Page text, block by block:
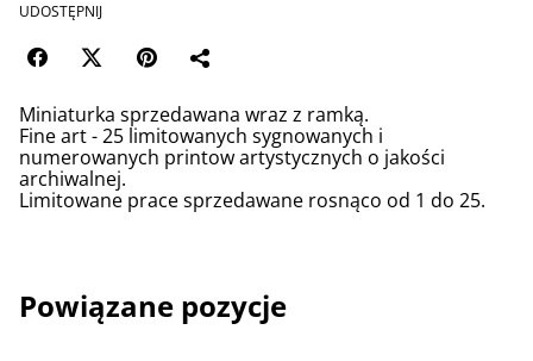
UDOSTĘPNIJ
Miniaturka sprzedawana wraz z ramką.
Fine art - 25 limitowanych sygnowanych i
numerowanych printow artystycznych o jakości
archiwalnej.
Limitowane prace sprzedawane rosnąco od 1 do 25.
Powiązane pozycje